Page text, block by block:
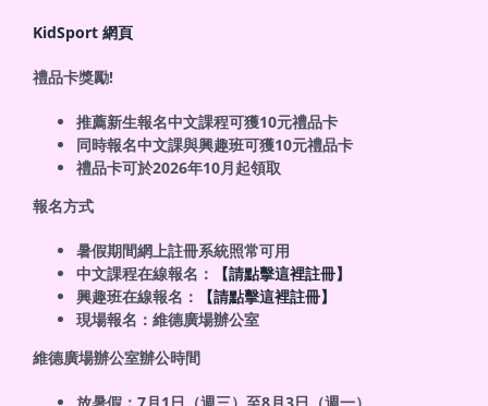
KidSport 網頁
禮品卡獎勵!
推薦新生報名中文課程可獲10元禮品卡
同時報名中文課與興趣班可獲10元禮品卡
禮品卡可於2026年10月起領取
報名方式
暑假期間網上註冊系統照常可用
中文課程在線報名：
【請點擊這裡註冊】
興趣班在線報名：
【請點擊這裡註冊】
現場報名：維德廣場辦公室
維德廣場辦公室辦公時間